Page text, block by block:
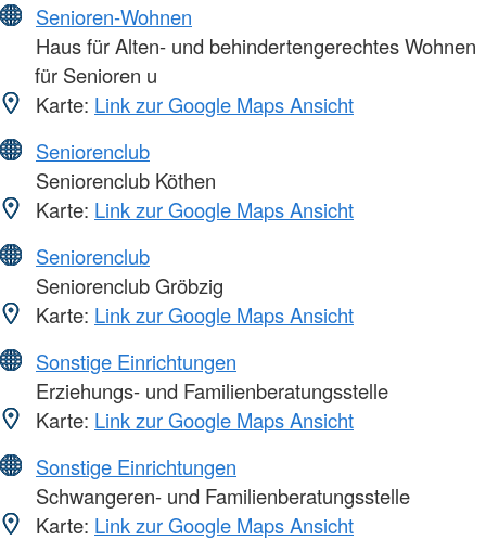
Senioren-Wohnen
Haus für Alten- und behindertengerechtes Wohnen
für Senioren u
Karte: Link zur Google Maps Ansicht
Seniorenclub
Seniorenclub Köthen
Karte: Link zur Google Maps Ansicht
Seniorenclub
Seniorenclub Gröbzig
Karte: Link zur Google Maps Ansicht
Sonstige Einrichtungen
Erziehungs- und Familienberatungsstelle
Karte: Link zur Google Maps Ansicht
Sonstige Einrichtungen
Schwangeren- und Familienberatungsstelle
Karte: Link zur Google Maps Ansicht